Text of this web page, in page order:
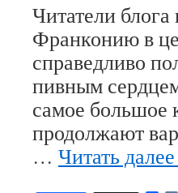
Читатели
Франконию в
справедливо
пивным
самое большое
продолжают
… Читать далее